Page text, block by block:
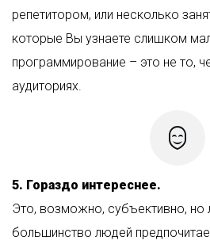
репетитором, или несколько
которые Вы узнаете слишком
программирование – это не то,
аудиториях.
5. Гораздо интереснее.
Это, возможно, субъективно, но
большинство людей